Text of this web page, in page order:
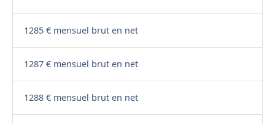
1285 € mensuel brut en net
1287 € mensuel brut en net
1288 € mensuel brut en net